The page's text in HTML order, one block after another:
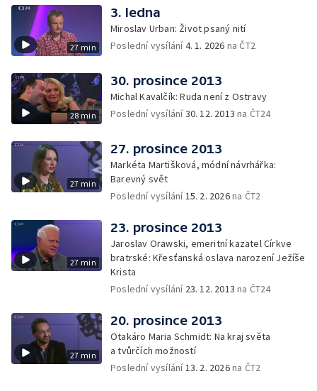
27 min
3. ledna
Miroslav Urban: Život psaný nití
Poslední vysílání4. 1. 2026 na ČT2
28 min
30. prosince 2013
Michal Kavalčík: Ruda není z Ostravy
Poslední vysílání30. 12. 2013 na ČT24
27 min
27. prosince 2013
Markéta Martišková, módní návrhářka:
Barevný svět
Poslední vysílání15. 2. 2026na ČT2
27 min
23. prosince 2013
Jaroslav Orawski, emeritní kazatel Církve
bratrské: Křesťanská oslava narození Ježíše
Krista
Poslední vysílání 23. 12. 2013 na ČT24
27 min
20. prosince 2013
Otakáro Maria Schmidt: Na kraj světa
a tvůrčích možností
Poslední vysílání13. 2. 2026na ČT2